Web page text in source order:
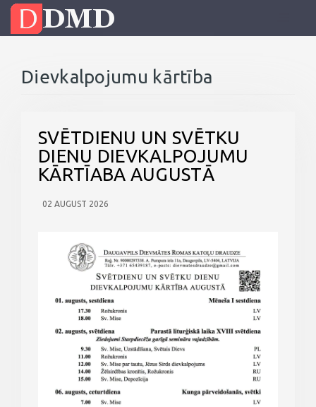
Dievkalpojumu kārtība
SVĒTDIENU UN SVĒTKU
DIENU DIEVKALPOJUMU
KĀRTĪABA AUGUSTĀ
02 AUGUST 2026